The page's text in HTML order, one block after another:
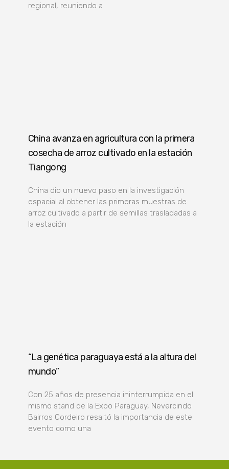
regional, reuniendo a
China avanza en agricultura con la primera
cosecha de arroz cultivado en la estación
Tiangong
China dio un nuevo paso en la investigación
espacial al obtener las primeras muestras de
arroz cultivado a partir de semillas trasladadas a
la estación
“La genética paraguaya está a la altura del
mundo”
Con 25 años de presencia ininterrumpida en el
mismo stand de la Expo Paraguay, Nevercindo
Bairros Cordeiro resaltó la importancia de este
evento como una